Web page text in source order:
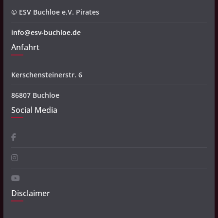
© ESV Buchloe e.V. Pirates
info@esv-buchloe.de
Anfahrt
Kerschensteinerstr. 6
86807 Buchloe
Social Media
Disclaimer